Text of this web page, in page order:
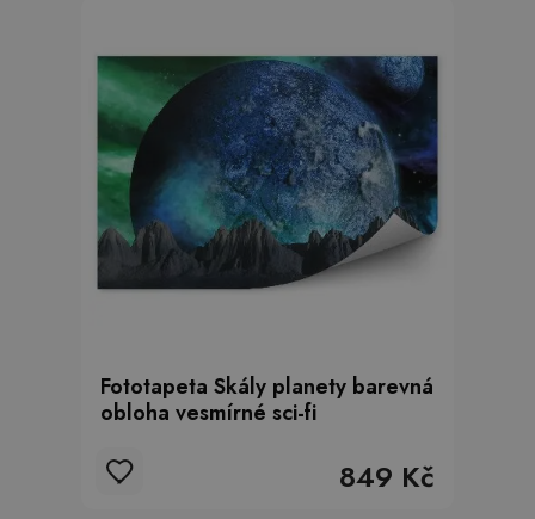
Fototapeta Skály planety barevná
obloha vesmírné sci-fi
849 Kč